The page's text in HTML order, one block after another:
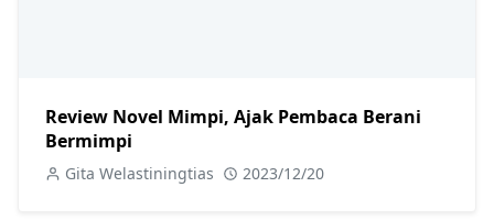
Review Novel Mimpi, Ajak Pembaca Berani
Bermimpi
Gita Welastiningtias 2023/12/20